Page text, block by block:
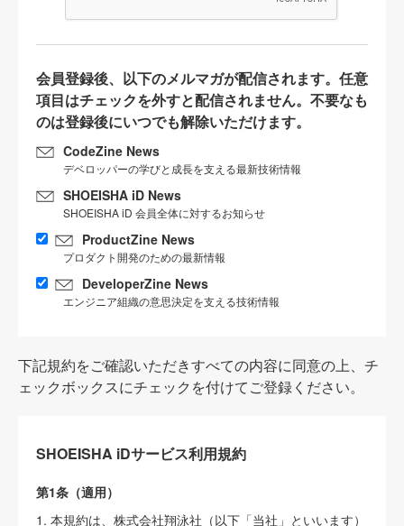
会員登録後、以下のメルマガが配信されます。任意
項目はチェックを外すと配信されません。不要なも
のは登録後にいつでも解除いただけます。
CodeZine News
デベロッパーの学びと成長を支える最新技術情報
SHOEISHA iD News
SHOEISHA iD 会員全体に対するお知らせ
ProductZine News
プロダクト開発のための最新情報
DeveloperZine News
エンジニア組織の意思決定を支える技術情報
下記規約をご確認いただきすべての内容に同意の上、チ
ェックボックスにチェックを付けてご登録ください。
SHOEISHA iDサービス利用規約
第1条（適用）
1. 本規約は、株式会社翔泳社（以下「当社」といいます）